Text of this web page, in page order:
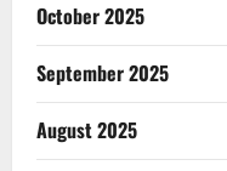
October 2025
September 2025
August 2025